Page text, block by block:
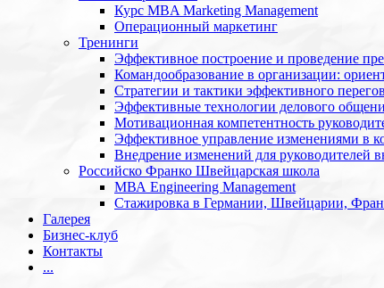
Курс MBA Marketing Management
Операционный маркетинг
Тренинги
Эффективное построение и проведение
Командообразование в организации:
Стратегии и тактики эффективного
Эффективные технологии делового
Мотивационная компетентность
Эффективное управление изменениями в
Внедрение изменений для руководителей
Российско Франко Швейцарская школа
МВА Engineering Management
Стажировка в Германии, Швейцарии,
Галерея
Бизнес-клуб
Контакты
...